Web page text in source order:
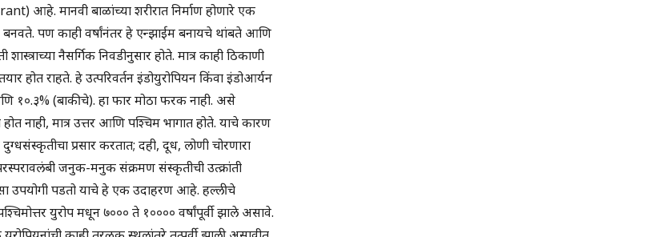
आहे. मानवी बाळांच्या शरीरात निर्माण होणारे एक
पण काही वर्षांनंतर हे एन्झाईम बनायचे थांबते आणि
नैसर्गिक निवडीनुसार होते. मात्र काही ठिकाणी
होत राहते. हे उत्परिवर्तन इंडोयुरोपियन किंवा इंडोआर्यन
(बाकीचे). हा फार मोठा फरक नाही. असे
नाही, मात्र उत्तर आणि पश्चिम भागात होते. याचे कारण
प्रसार करतात; दही, दूध, लोणी चोरणारा
जनुक-मनुक संक्रमण संस्कृतीची उत्क्रांती
उपयोगी पडतो याचे हे एक उदाहरण आहे. हल्लीचे
युरोप मधून ७००० ते १०००० वर्षांपूर्वी झाले असावे.